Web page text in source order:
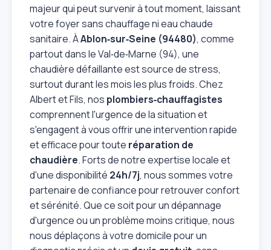
majeur qui peut survenir à tout moment, laissant
votre foyer sans chauffage ni eau chaude
sanitaire. ÀAblon‑sur‑Seine (94480), comme
partout dans le Val‑de‑Marne (94), une
chaudière défaillante est source de stress,
surtout durant les mois les plus froids. Chez
Albert et Fils, nos plombiers‑chauffagistes
comprennent l'urgence de la situation et
s'engagent à vous offrir une intervention rapide
et efficace pour toute réparation de
chaudière. Forts de notre expertise locale et
d'une disponibilité 24h/7j, nous sommes votre
partenaire de confiance pour retrouver confort
et sérénité. Que ce soit pour un dépannage
d'urgence ou un problème moins critique, nous
nous déplaçons à votre domicile pour un